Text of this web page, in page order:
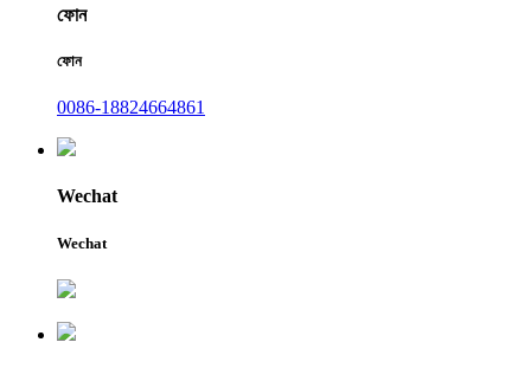
ফোন
ফোন
0086-18824664861
Wechat
Wechat